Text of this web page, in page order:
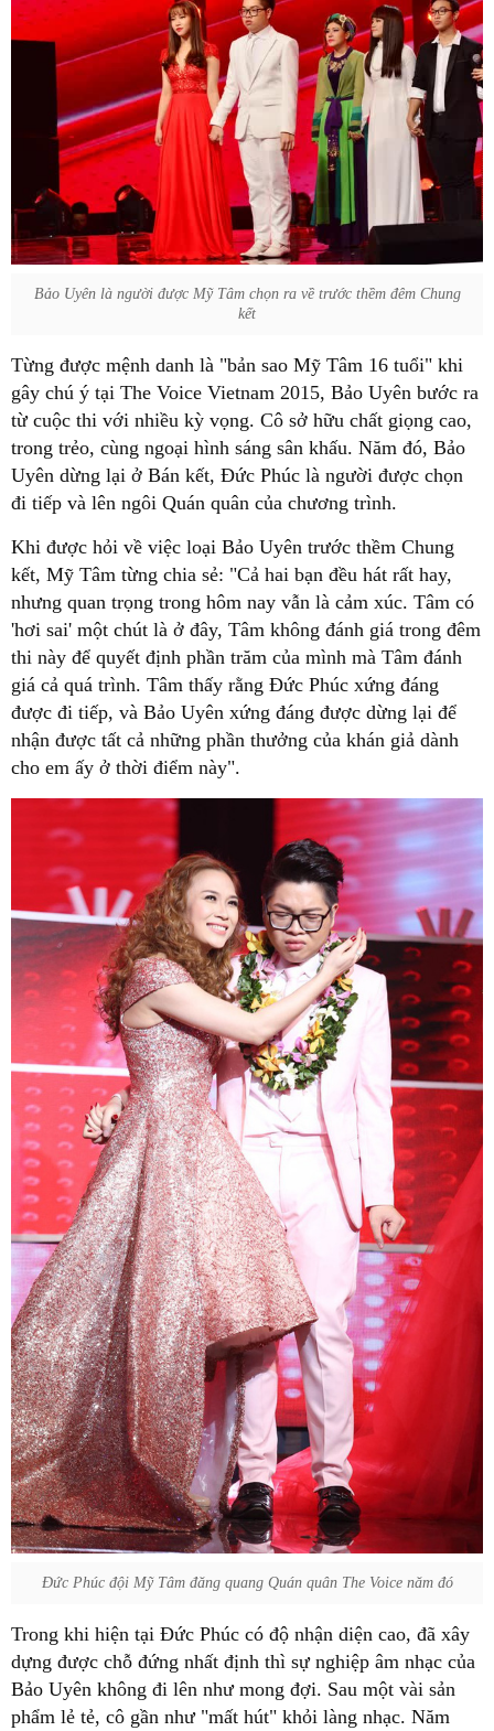
Bảo Uyên là người được Mỹ Tâm chọn ra về trước thềm đêm Chung
kết
Từng được mệnh danh là "bản sao Mỹ Tâm 16 tuổi" khi
gây chú ý tại The Voice Vietnam 2015, Bảo Uyên bước ra
từ cuộc thi với nhiều kỳ vọng. Cô sở hữu chất giọng cao,
trong trẻo, cùng ngoại hình sáng sân khấu. Năm đó, Bảo
Uyên dừng lại ở Bán kết, Đức Phúc là người được chọn
đi tiếp và lên ngôi Quán quân của chương trình.
Khi được hỏi về việc loại Bảo Uyên trước thềm Chung
kết, Mỹ Tâm từng chia sẻ: "Cả hai bạn đều hát rất hay,
nhưng quan trọng trong hôm nay vẫn là cảm xúc. Tâm có
'hơi sai' một chút là ở đây, Tâm không đánh giá trong đêm
thi này để quyết định phần trăm của mình mà Tâm đánh
giá cả quá trình. Tâm thấy rằng Đức Phúc xứng đáng
được đi tiếp, và Bảo Uyên xứng đáng được dừng lại để
nhận được tất cả những phần thưởng của khán giả dành
cho em ấy ở thời điểm này".
Đức Phúc đội Mỹ Tâm đăng quang Quán quân The Voice năm đó
Trong khi hiện tại Đức Phúc có độ nhận diện cao, đã xây
dựng được chỗ đứng nhất định thì sự nghiệp âm nhạc của
Bảo Uyên không đi lên như mong đợi. Sau một vài sản
phẩm lẻ tẻ, cô gần như "mất hút" khỏi làng nhạc. Năm